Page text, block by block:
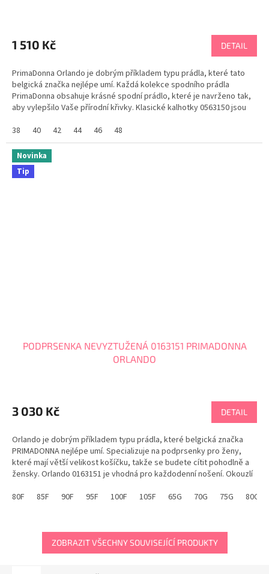
1 510 Kč DETAIL
PrimaDonna Orlando je dobrým příkladem typu prádla, které tato
belgická značka nejlépe umí. Každá kolekce spodního prádla
PrimaDonna obsahuje krásné spodní prádlo, které je navrženo tak,
aby vylepšilo Vaše přírodní křivky. Klasické kalhotky 0563150 jsou
38
40 42 44 46 48
Novinka
Tip
PODPRSENKA NEVYZTUŽENÁ 0163151 PRIMADONNA
ORLANDO
3 030 Kč DETAIL
Orlando je dobrým příkladem typu prádla, které belgická značka
PRIMADONNA nejlépe umí. Specializuje na podprsenky pro ženy,
které mají větší velikost košíčku, takže se budete cítit pohodlně a
žensky. Orlando 0163151 je vhodná pro každodenní nošení. Okouzlí
80F
85F 90F 95F 100F 105F 65G 70G 75G 80G
ZOBRAZIT VŠECHNY SOUVISEJÍCÍ PRODUKTY